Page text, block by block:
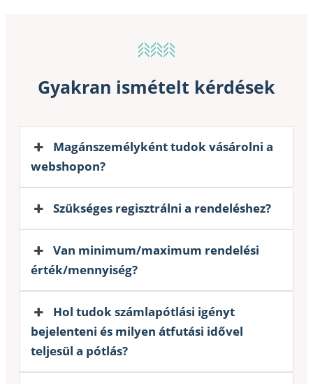
Gyakran ismételt kérdések
Magánszemélyként tudok vásárolni a
webshopon?
Szükséges regisztrálni a rendeléshez?
Van minimum/maximum rendelési
érték/mennyiség?
Hol tudok számlapótlási igényt
bejelenteni és milyen átfutási idővel
teljesül a pótlás?